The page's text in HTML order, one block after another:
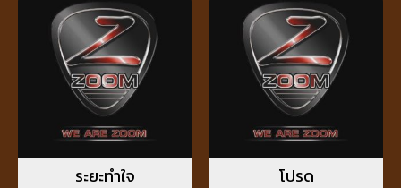
ระยะทำใจ โปรด